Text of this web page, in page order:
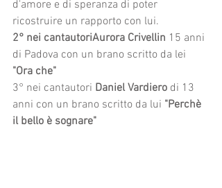
d'amore e di speranza di poter
ricostruire un rapporto con lui.
2° nei cantautoriAurora Crivellin 15 anni
di Padova con un brano scritto da lei
"Ora che"
3° nei cantautori Daniel Vardiero di 13
anni con un brano scritto da lui "Perchè
il bello è sognare"